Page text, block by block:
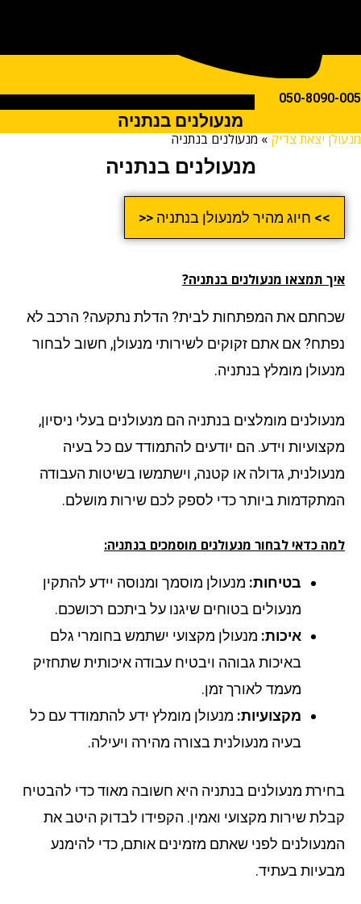
050-
מנעולנים בנתניה
יצאת צדיק»מנעולנים בנתניה
מנעולנים בנתניה
>> חיוג מהיר למנעולן בנתניה <<
תמצאו מנעולנים בנתניה?
את המפתחות לבית? הדלת נתקעה? הרכב לא
אם אתם זקוקים לשירותי מנעולן, חשוב לבחור
מומלץ בנתניה.
מומלצים בנתניה הם מנעולנים בעלי ניסיון,
וידע. הם יודעים להתמודד עם כל בעיה
גדולה או קטנה, וישתמשו בשיטות העבודה
ביותר כדי לספק לכם שירות מושלם.
כדאי לבחור מנעולנים מוסמכים בנתניה:
בטיחות:מנעולן מוסמך ומנוסה יידע להתקין
מנעולים בטוחים שיגנו על ביתכם רכושכם.
איכות:מנעולן מקצועי ישתמש בחומרי גלם
באיכות גבוהה ויבטיח עבודה איכותית שתחזיק
מעמד לאורך זמן.
מקצועיות:מנעולן מומלץ ידע להתמודד עם כל
בעיה מנעולנית בצורה מהירה ויעילה.
מנעולנים בנתניה היא חשובה מאוד כדי להבטיח
שירות מקצועי ואמין. הקפידו לבדוק היטב את
לפני שאתם מזמינים אותם, כדי להימנע
בעתיד.